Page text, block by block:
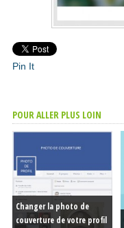
Pin It
POUR ALLER PLUS LOIN
Changer la photo de
couverture de votre profil